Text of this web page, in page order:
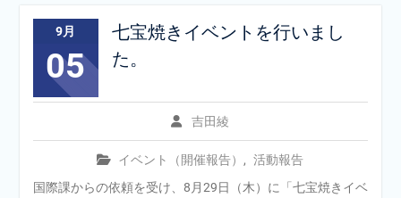
9月
05
七宝焼きイベントを行いまし
た。
吉田綾
イベント（開催報告） , 活動報告
国際課からの依頼を受け、8月29日（木）に「七宝焼きイベ